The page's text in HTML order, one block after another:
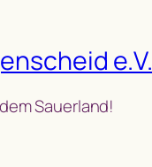
e.V.
Sauerland!